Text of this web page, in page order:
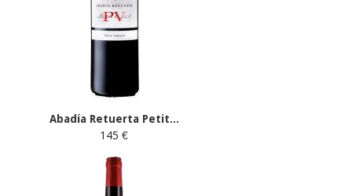
Abadía Retuerta Petit...
145 €